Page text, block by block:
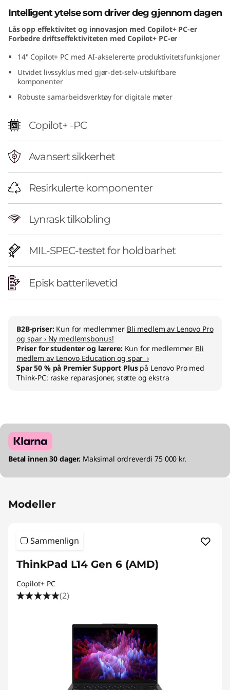
D
Intelligent ytelse som driver deg gjennom dagen
Lås opp effektivitet og innovasjon med Copilot+ PC-er
Forbedre driftseffektiviteten med Copilot+ PC-er
14" Copilot+ PC med AI-akselererte produktivitetsfunksjoner
Utvidet livssyklus med gjør-det-selv-utskiftbare
komponenter
Robuste samarbeidsverktøy for digitale møter
Copilot+ -PC
Avansert sikkerhet
Resirkulerte komponenter
Lynrask tilkobling
MIL-SPEC-testet for holdbarhet
Episk batterilevetid
B2B-priser: Kun for medlemmer Bli medlem av Lenovo Pro
og spar › Ny medlemsbonus!
Priser for studenter og lærere: Kun for medlemmer Bli
medlem av Lenovo Education og spar ›
Spar 50 % på Premier Support Pluspå Lenovo Pro med
Think-PC: raske reparasjoner, støtte og ekstra
Betal innen 30 dager. Maksimal ordreverdi 75 000 kr.
Modeller
Sammenlign
ThinkPad L14 Gen 6 (AMD)
Copilot+ PC
(2)